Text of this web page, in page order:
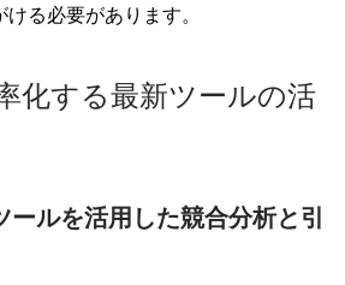
る必要があります。
化する最新ツールの活
ルを活用した競合分析と引